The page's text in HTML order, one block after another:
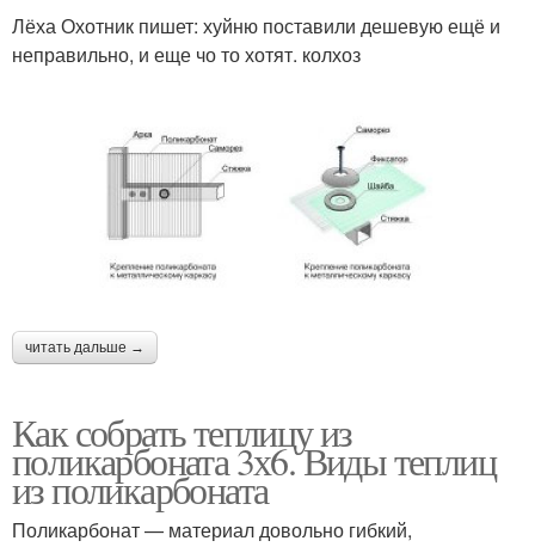
Лёха Охотник пишет: хуйню поставили дешевую ещё и
неправильно, и еще чо то хотят. колхоз
читать дальше →
Как собрать теплицу из
поликарбоната 3х6. Виды теплиц
из поликарбоната
Поликарбонат — материал довольно гибкий,